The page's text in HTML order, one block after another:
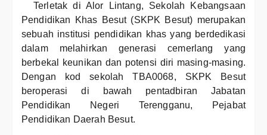
Terletak di Alor Lintang, Sekolah Kebangsaan
Pendidikan Khas Besut (SKPK Besut) merupakan
sebuah institusi pendidikan khas yang berdedikasi
dalam melahirkan generasi cemerlang yang
berbekal keunikan dan potensi diri masing-masing.
Dengan kod sekolah TBA0068, SKPK Besut
beroperasi di bawah pentadbiran Jabatan
Pendidikan Negeri Terengganu, Pejabat
Pendidikan Daerah Besut.